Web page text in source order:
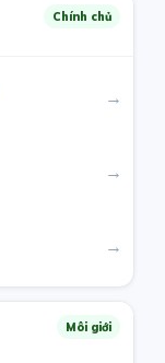
Chính chủ
→
→
→
Môi giới